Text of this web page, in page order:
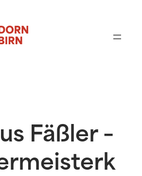
Fäßler –